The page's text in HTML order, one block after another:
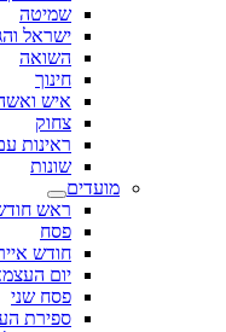
שמיטה
ישראל
השואה
חינוך
איש
צחוק
ראינות
שונות
מועדים
ראש
פסח
חודש
יום
פסח שני
ספירת